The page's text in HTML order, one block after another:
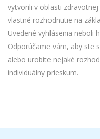
vytvorili v oblasti
vlastné rozhodnutie na
Uvedené vyhlásenia neboli
Odporúčame vám, aby ste
alebo urobíte nejaké
individuálny prieskum.